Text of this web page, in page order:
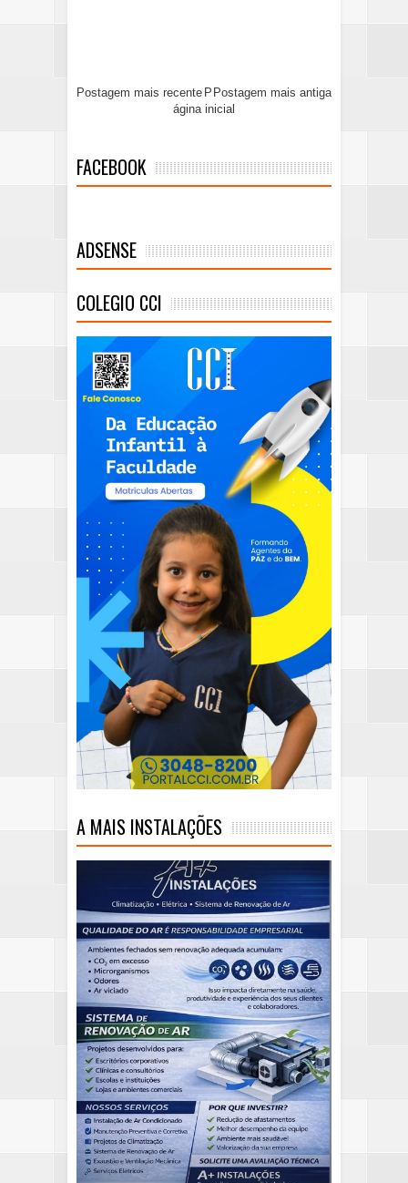
Postagem mais recente Postagem mais antiga
P
ágina inicial
FACEBOOK
ADSENSE
COLEGIO CCI
A MAIS INSTALAÇÕES